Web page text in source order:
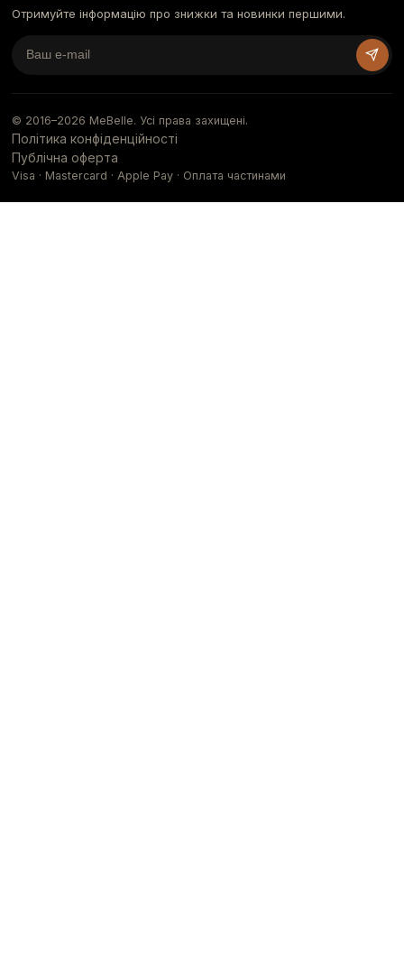
Отримуйте інформацію про знижки та новинки першими.
© 2016–2026 MeBelle. Усі права захищені.
Політика конфіденційності
Публічна оферта
Visa · Mastercard · Apple Pay · Оплата частинами